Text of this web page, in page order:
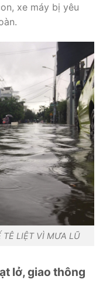
xe máy bị yêu
TÊ LIỆT VÌ MƯA LŨ
lở, giao thông